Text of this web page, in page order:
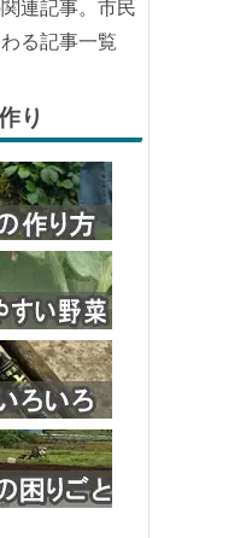
連記事。市民
る記事一覧
り